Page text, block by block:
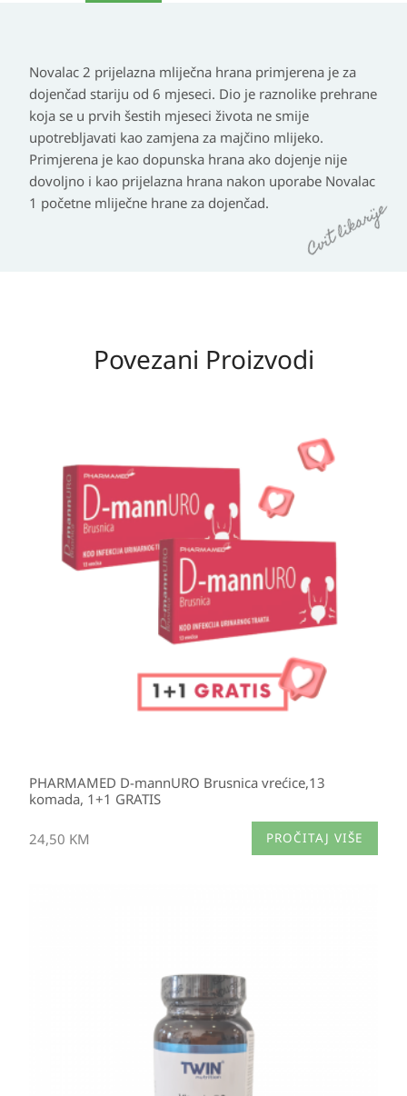
Novalac 2 prijelazna mliječna hrana primjerena je za
dojenčad stariju od 6 mjeseci. Dio je raznolike prehrane
koja se u prvih šestih mjeseci života ne smije
upotrebljavati kao zamjena za majčino mlijeko.
Primjerena je kao dopunska hrana ako dojenje nije
dovoljno i kao prijelazna hrana nakon uporabe Novalac
1 početne mliječne hrane za dojenčad.
Povezani Proizvodi
PHARMAMED D-mannURO Brusnica vrećice,13
komada, 1+1 GRATIS
24,50 KM PROČITAJ VIŠE